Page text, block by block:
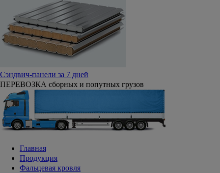
Сэндвич-панели за 7 дней
ПЕРЕВОЗКА сборных и попутных грузов
Главная
Продукция
Фальцевая кровля